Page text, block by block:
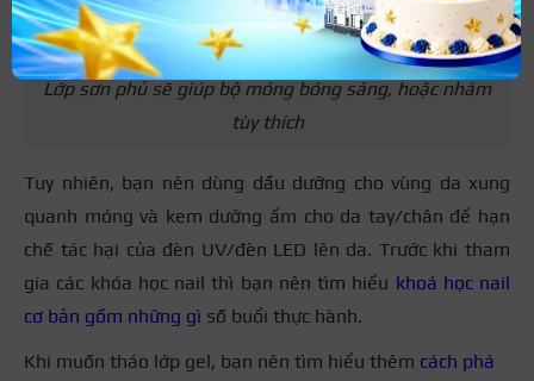
Lớp sơn phủ sẽ giúp bộ móng bóng sáng, hoặc nhám
tùy thích
Tuy nhiên, bạn nên dùng dầu dưỡng cho vùng da xung
quanh móng và kem dưỡng ẩm cho da tay/chân để hạn
chế tác hại của đèn UV/đèn LED lên da. Trước khi tham
gia các khóa học nail thì bạn nên tìm hiểu khoá học nail
cơ bản gồm những gì số buổi thực hành.
Khi muốn tháo lớp gel, bạn nên tìm hiểu thêm cách phá